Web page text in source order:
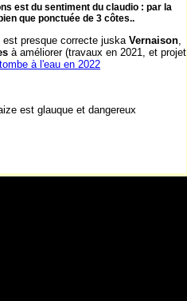
est du sentiment du claudio : par la
que ponctuée de 3 côtes..
est presque correcte juska Vernaison,
à améliorer (travaux en 2021, et projet
à l'eau en 2022
est glauque et dangereux